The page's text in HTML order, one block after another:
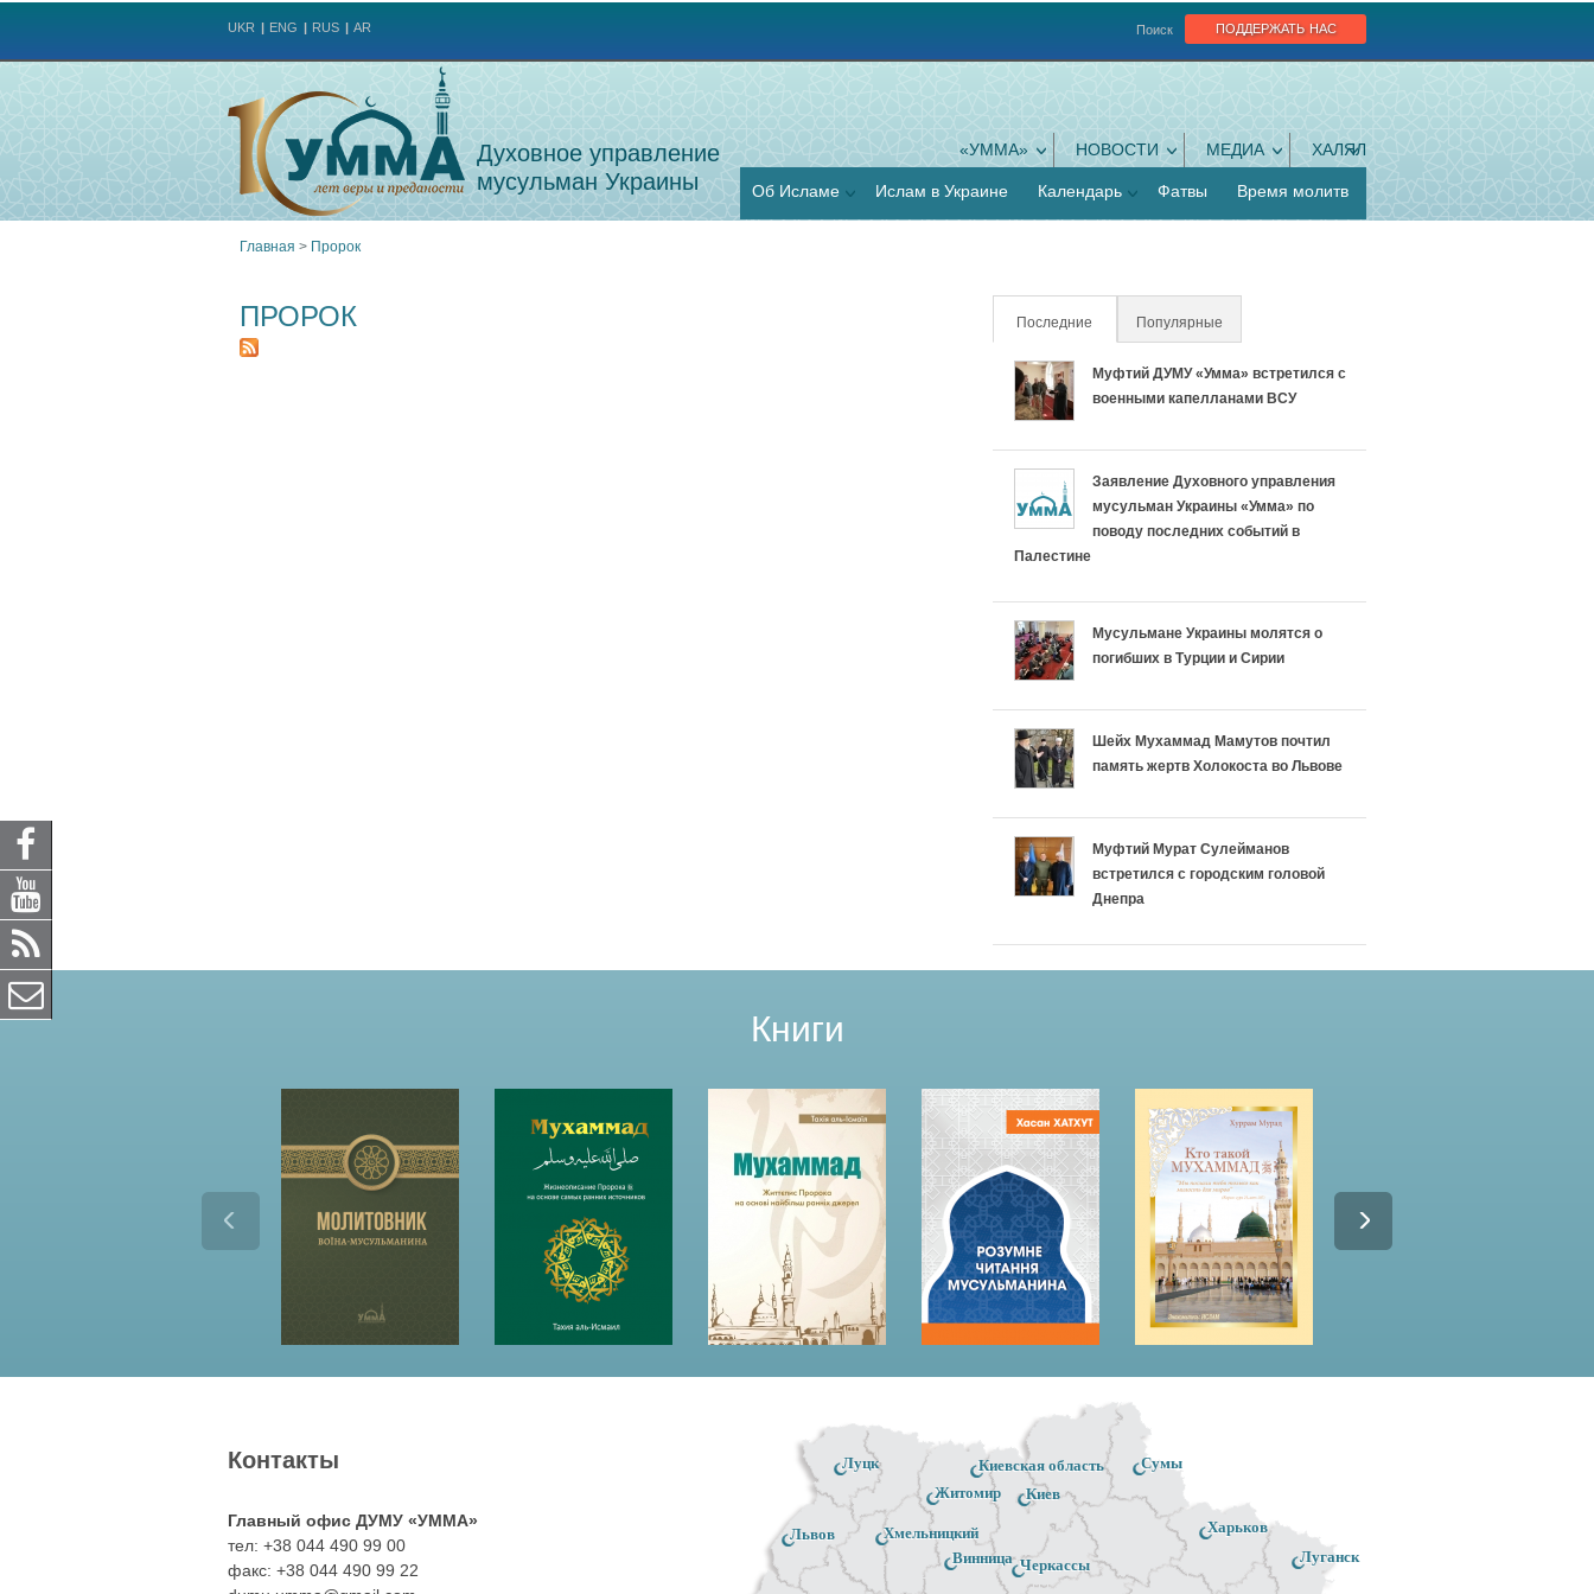
поддержать нас
Поиск
UKR ENG RUS AR
Духовное управление
мусульман Украины
«УММА» НОВОСТИ МЕДИА ХАЛЯЛ
Об Исламе Ислам в Украине Календарь Фатвы Время молитв
здесь
Главная > Пророк
ПРОРОК Последние (активная вкладка)
Популярные
Муфтий ДУМУ «Умма» встретился с
военными капелланами ВСУ
Заявление Духовного управления
мусульман Украины «Умма» по
поводу последних событий в
Палестине
Мусульмане Украины молятся о
погибших в Турции и Сирии
Шейх Мухаммад Мамутов почтил
память жертв Холокоста во Львове
Муфтий Мурат Сулейманов
встретился с городским головой
Днепра
Книги
Черкассы
Сумы
Луганск
Киев
Киевская область
Житомир
Винница
Хмельницкий
Луцк
Львов Харьков
Контакты
Главный офис ДУМУ «УММА»
тел: +38 044 490 99 00
факс: +38 044 490 99 22